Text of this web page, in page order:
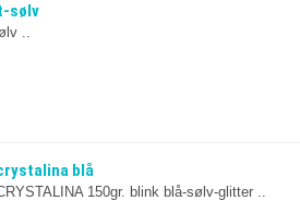
sølv
..
blå
150gr. blink blå-sølv-glitter ..